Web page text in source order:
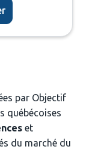
par Objectif
québécoises
et
du marché du